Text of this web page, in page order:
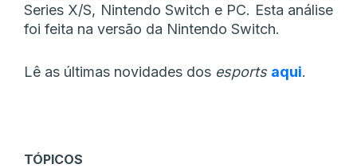
Series X/S, Nintendo Switch e PC. Esta análise
foi feita na versão da Nintendo Switch.
Lê as últimas novidades dos esports aqui.
TÓPICOS